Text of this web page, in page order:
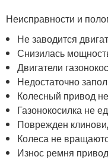
Неисправности и
Не заводится
Снизилась
Двигатели
Недостаточно
Колесный привод
Газонокосилка не
Поврежден
Колеса не
Износ ремня